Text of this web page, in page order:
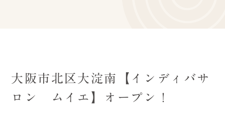
大阪市北区大淀南【インディバサ
ロン ムイエ】オープン！